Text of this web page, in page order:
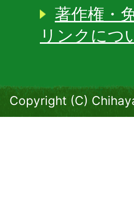
著作権・
リンクにつ
Copyright (C)